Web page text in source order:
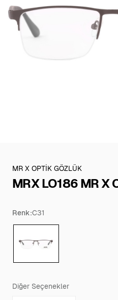
MR X OPTİK GÖZLÜK
MRX LO186 MR X
Renk:C31
Diğer Seçenekler